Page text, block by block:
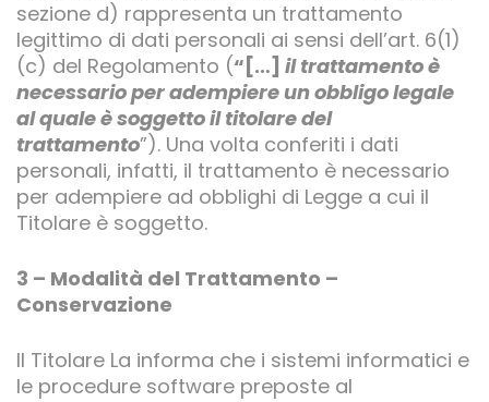
sezione d) rappresenta un trattamento
legittimo di dati personali ai sensi dell’art. 6(1)
(c) del Regolamento (“[…] il trattamento è
necessario per adempiere un obbligo legale
al quale è soggetto il titolare del
trattamento”). Una volta conferiti i dati
personali, infatti, il trattamento è necessario
per adempiere ad obblighi di Legge a cui il
Titolare è soggetto.
3 – Modalità del Trattamento –
Conservazione
Il Titolare La informa che i sistemi informatici e
le procedure software preposte al